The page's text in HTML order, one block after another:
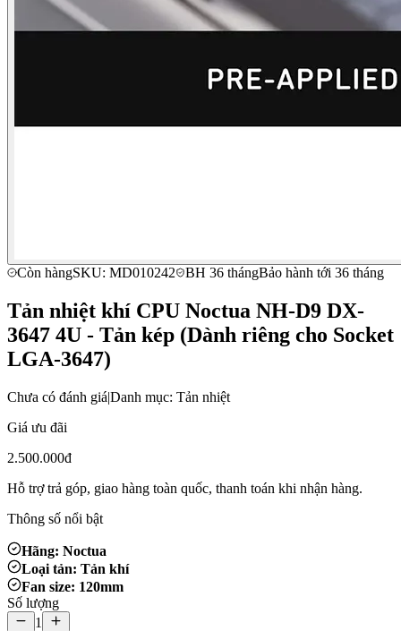
Còn hàngSKU: MD010242 BH 36 thángBảo hành tới 36 tháng
Tản nhiệt khí CPU Noctua NH-D9 DX-
3647 4U - Tản kép (Dành riêng cho Socket
LGA-3647)
Chưa có đánh giá|Danh mục: Tản nhiệt
Giá ưu đãi
2.500.000đ
Hỗ trợ trả góp, giao hàng toàn quốc, thanh toán khi nhận hàng.
Thông số nổi bật
Hãng: Noctua
Loại tản: Tản khí
Fan size: 120mm
Số lượng
1